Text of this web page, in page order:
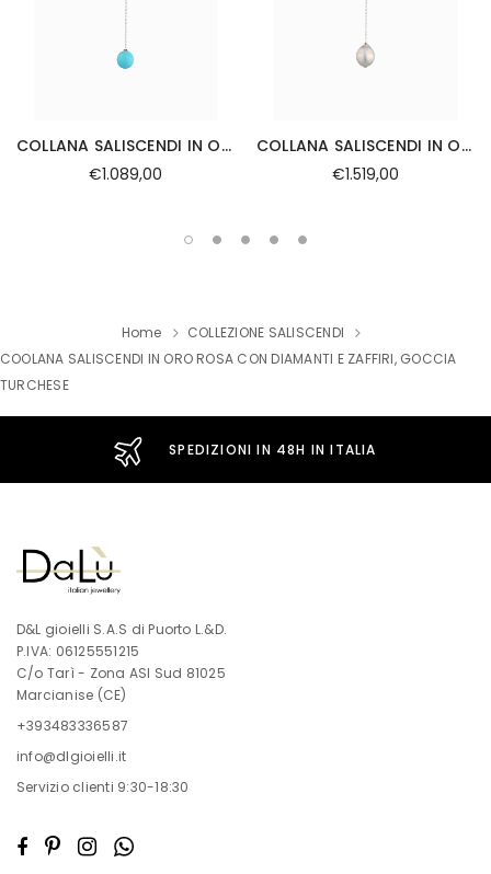
COLLANA SALISCENDI IN ORO BIANCO CON DIAMANTI E GOCCIA DI ACQUAMARINA SFERA TURCHESE
€1.089,00
COLLANA SALISCENDI IN ORO BIANCO CON CUORE DI DIAMANTI E PERLA BAROCCA
€1.519,00
Home
COLLEZIONE SALISCENDI
COOLANA SALISCENDI IN ORO ROSA CON DIAMANTI E ZAFFIRI, GOCCIA
TURCHESE
SPEDIZIONI IN 48H IN ITALIA
D&L gioielli S.A.S di Puorto L.&D.
P.IVA: 06125551215
C/o Tarì - Zona ASI Sud 81025
Marcianise (CE)
+393483336587
info@dlgioielli.it
Servizio clienti 9:30-18:30